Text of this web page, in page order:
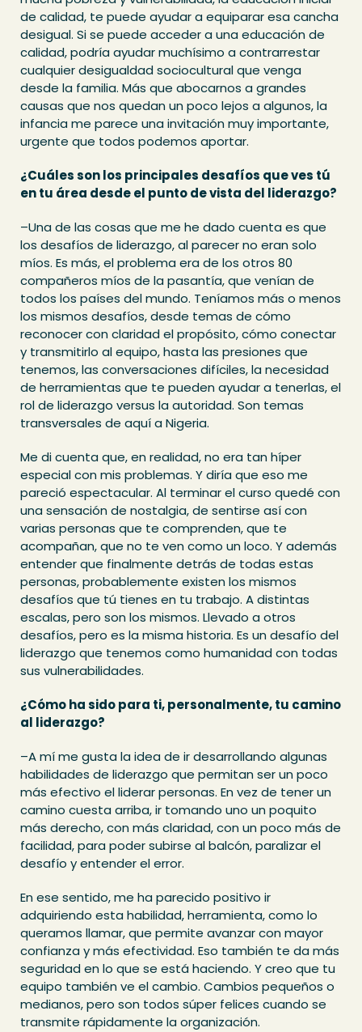
de calidad, te puede ayudar a equiparar esa cancha
desigual. Si se puede acceder a una educación de
calidad, podría ayudar muchísimo a contrarrestar
cualquier desigualdad sociocultural que venga
desde la familia. Más que abocarnos a grandes
causas que nos quedan un poco lejos a algunos, la
infancia me parece una invitación muy importante,
urgente que todos podemos aportar.
¿Cuáles son los principales desafíos que ves tú
en tu área desde el punto de vista del liderazgo?
–Una de las cosas que me he dado cuenta es que
los desafíos de liderazgo, al parecer no eran solo
míos. Es más, el problema era de los otros 80
compañeros míos de la pasantía, que venían de
todos los países del mundo. Teníamos más o menos
los mismos desafíos, desde temas de cómo
reconocer con claridad el propósito, cómo conectar
y transmitirlo al equipo, hasta las presiones que
tenemos, las conversaciones difíciles, la necesidad
de herramientas que te pueden ayudar a tenerlas, el
rol de liderazgo versus la autoridad. Son temas
transversales de aquí a Nigeria.
Me di cuenta que, en realidad, no era tan híper
especial con mis problemas. Y diría que eso me
pareció espectacular. Al terminar el curso quedé con
una sensación de nostalgia, de sentirse así con
varias personas que te comprenden, que te
acompañan, que no te ven como un loco. Y además
entender que finalmente detrás de todas estas
personas, probablemente existen los mismos
desafíos que tú tienes en tu trabajo. A distintas
escalas, pero son los mismos. Llevado a otros
desafíos, pero es la misma historia. Es un desafío del
liderazgo que tenemos como humanidad con todas
sus vulnerabilidades.
¿Cómo ha sido para ti, personalmente, tu camino
al liderazgo?
–A mí me gusta la idea de ir desarrollando algunas
habilidades de liderazgo que permitan ser un poco
más efectivo el liderar personas. En vez de tener un
camino cuesta arriba, ir tomando uno un poquito
más derecho, con más claridad, con un poco más de
facilidad, para poder subirse al balcón, paralizar el
desafío y entender el error.
En ese sentido, me ha parecido positivo ir
adquiriendo esta habilidad, herramienta, como lo
queramos llamar, que permite avanzar con mayor
confianza y más efectividad. Eso también te da más
seguridad en lo que se está haciendo. Y creo que tu
equipo también ve el cambio. Cambios pequeños o
medianos, pero son todos súper felices cuando se
transmite rápidamente la organización.